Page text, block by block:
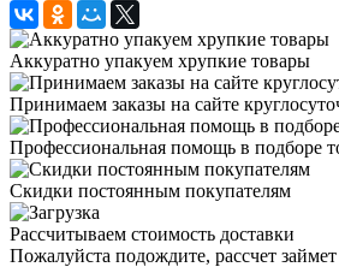
Аккуратно упакуем хрупкие товары
Принимаем заказы на сайте
Профессиональная помощь в подборе
Скидки постоянным покупателям
Рассчитываем стоимость доставки
Пожалуйста подождите, рассчет